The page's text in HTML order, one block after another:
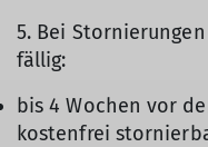
5. Bei
fällig:
bis 4 Wochen vor
kostenfrei